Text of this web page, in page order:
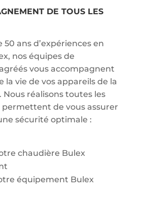
DE TOUS LES
50 ans d’expériences en
nos équipes de
vous accompagnent
la vie de vos appareils de la
réalisons toutes les
de vous assurer
sécurité optimale :
chaudière Bulex
équipement Bulex